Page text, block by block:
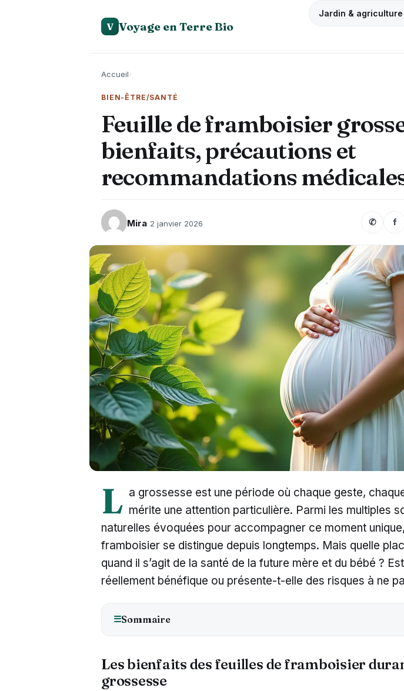
V Voyage en Terre Bio
Jardin &
Accueil›
BIEN-ÊTRE/SANTÉ
Feuille de framboisier
bienfaits, précautions et
recommandations
Mira 2 janvier 2026 ✆ f
L a grossesse est une période où chaque geste,
mérite une attention particulière. Parmi les multiples
naturelles évoquées pour accompagner ce moment
framboisier se distingue depuis longtemps. Mais quelle
quand il s’agit de la santé de la future mère et du bébé ?
réellement bénéfique ou présente-t-elle des risques à ne
☰Sommaire
Les bienfaits des feuilles de framboisier
grossesse